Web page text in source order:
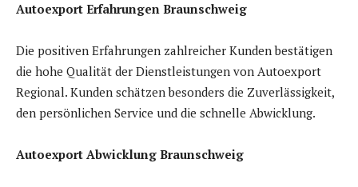
Autoexport Erfahrungen Braunschweig
Die positiven Erfahrungen zahlreicher Kunden bestätigen
die hohe Qualität der Dienstleistungen von Autoexport
Regional. Kunden schätzen besonders die Zuverlässigkeit,
den persönlichen Service und die schnelle Abwicklung.
Autoexport Abwicklung Braunschweig